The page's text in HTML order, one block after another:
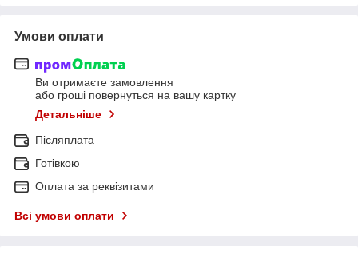
Умови оплати
Ви отримаєте замовлення
або гроші повернуться на вашу картку
Детальніше
Післяплата
Готівкою
Оплата за реквізитами
Всі умови оплати